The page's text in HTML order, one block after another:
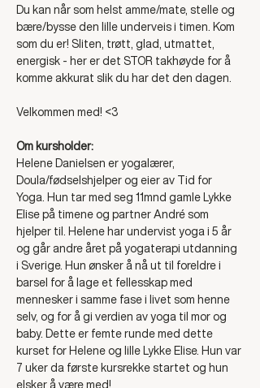
Du kan når som helst amme/mate, stelle og
bære/bysse den lille underveis i timen. Kom
som du er! Sliten, trøtt, glad, utmattet,
energisk - her er det STOR takhøyde for å
komme akkurat slik du har det den dagen.
Velkommen med! <3
Om kursholder:
Helene Danielsen er yogalærer,
Doula/fødselshjelper og eier av Tid for
Yoga. Hun tar med seg 11mnd gamle Lykke
Elise på timene og partner André som
hjelper til. Helene har undervist yoga i 5 år
og går andre året på yogaterapi utdanning
i Sverige. Hun ønsker å nå ut til foreldre i
barsel for å lage et fellesskap med
mennesker i samme fase i livet som henne
selv, og for å gi verdien av yoga til mor og
baby. Dette er femte runde med dette
kurset for Helene og lille Lykke Elise. Hun var
7 uker da første kursrekke startet og hun
elsker å være med!